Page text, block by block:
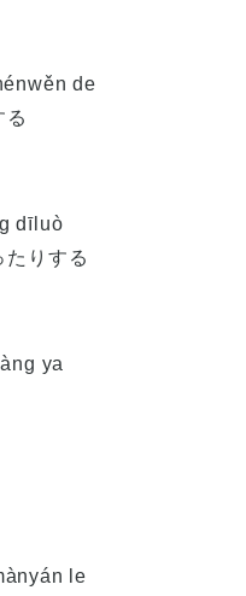
de
る
dīluò
たりする
ya
le